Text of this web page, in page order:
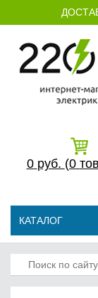
0 руб. (0
КАТАЛОГ